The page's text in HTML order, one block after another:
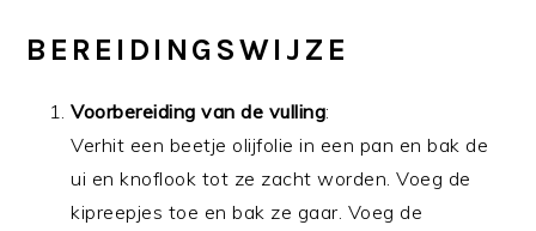
BEREIDINGSWIJZE
Voorbereiding van de vulling:
Verhit een beetje olijfolie in een pan en bak de
ui en knoflook tot ze zacht worden. Voeg de
kipreepjes toe en bak ze gaar. Voeg de